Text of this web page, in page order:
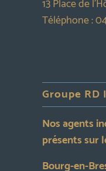
13 Place de
Téléphone :
Groupe RD
Nos agents
présents sur
Bourg-en-